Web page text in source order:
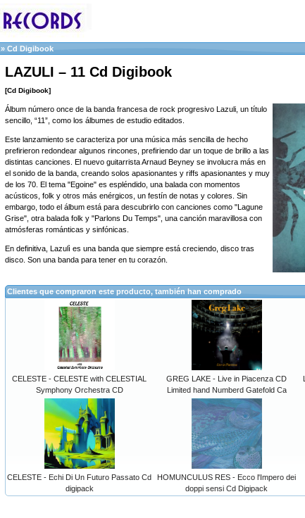
» Cd Digibook
LAZULI – 11 Cd Digibook
[Cd Digibook]
Álbum número once de la banda francesa de rock progresivo Lazuli, un título
sencillo, “11”, como los álbumes de estudio editados.
Este lanzamiento se caracteriza por una música más sencilla de hecho
prefirieron redondear algunos rincones, prefiriendo dar un toque de brillo a las
distintas canciones. El nuevo guitarrista Arnaud Beyney se involucra más en
el sonido de la banda, creando solos apasionantes y riffs apasionantes y muy
de los 70. El tema "Egoine" es espléndido, una balada con momentos
acústicos, folk y otros más enérgicos, un festín de notas y colores. Sin
embargo, todo el álbum está para descubrirlo con canciones como "Lagune
Grise", otra balada folk y "Parlons Du Temps", una canción maravillosa con
atmósferas románticas y sinfónicas.
En definitiva, Lazulì es una banda que siempre está creciendo, disco tras
disco. Son una banda para tener en tu corazón.
Clientes que compraron este producto, también han comprado
CELESTE - CELESTE with CELESTIAL
Symphony Orchestra CD
GREG LAKE - Live in Piacenza CD
Limited hand Numberd Gatefold Ca
CELESTE - Echi Di Un Futuro Passato Cd
digipack
HOMUNCULUS RES - Ecco l'Impero dei
doppi sensi Cd Digipack